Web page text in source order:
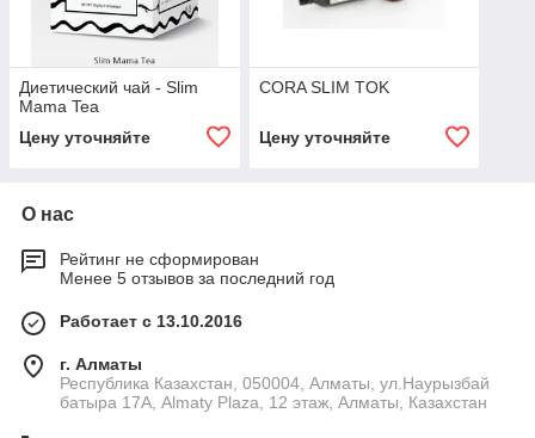
Диетический чай - Slim
Mama Tea
Цену уточняйте
CORA SLIM TOK
Цену уточняйте
О нас
Рейтинг не сформирован
Менее 5 отзывов за последний год
Работает с 13.10.2016
г. Алматы
Республика Казахстан, 050004, Алматы, ул.Наурызбай
батыра 17А, Almaty Plaza, 12 этаж, Алматы, Казахстан